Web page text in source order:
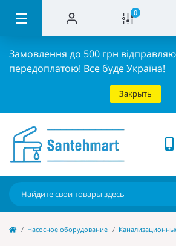
0
Замовлення до 500 грн
передоплатою! Все буде Україна!
Закрыть
Насосное оборудование